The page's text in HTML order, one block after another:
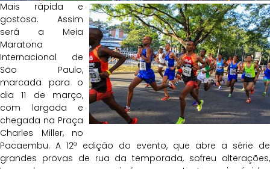
Mais rápida e
gostosa. Assim
será a Meia
Maratona
Internacional de
São Paulo,
marcada para o
dia 11 de março,
com largada e
chegada na Praça
Charles Miller, no
Pacaembu. A 12ª edição do evento, que abre a série de
grandes provas de rua da temporada, sofreu alterações,